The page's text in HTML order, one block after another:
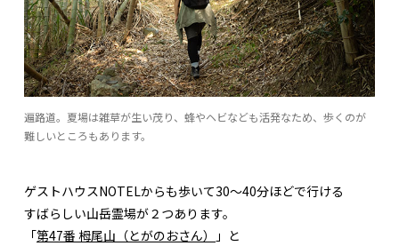
遍路道。夏場は雑草が生い茂り、蜂やヘビなども活発なため、歩くのが
難しいところもあります。
ゲストハウスNOTELからも歩いて30〜40分ほどで行ける
すばらしい山岳霊場が２つあります。
「第47番 栂尾山（とがのおさん）
」と